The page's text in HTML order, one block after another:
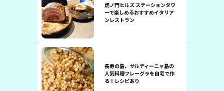
虎ノ門ヒルズ ステーションタワ
ーで楽しめるおすすめイタリア
ンレストラン
長寿の島、サルディーニャ島の
人気料理フレーグラを自宅で作
る！レシピあり